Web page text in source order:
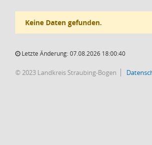
Keine Daten gefunden.
Letzte Änderung: 07.08.2026 18:00:40
© 2023 Landkreis Straubing-Bogen